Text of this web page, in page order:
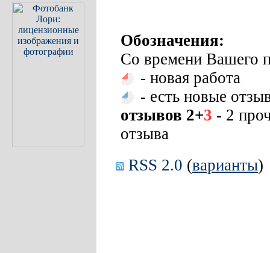
Обозначения:
Со времени Вашего
- новая работа
- есть новые
отзывов 2+3 - 2
отзыва
RSS 2.0 (варианты)